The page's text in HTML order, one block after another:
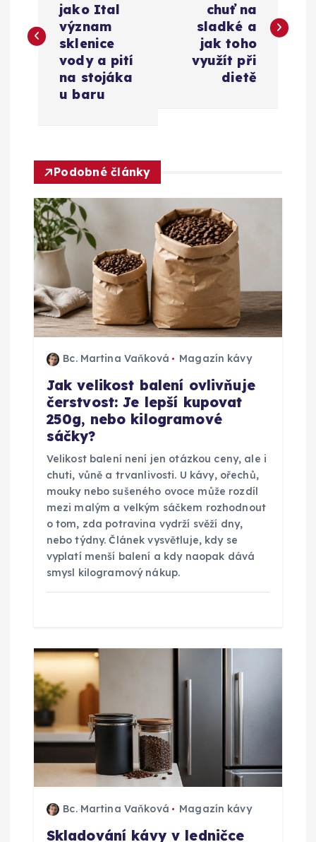
v
c
e
p
r
o
p
jako Ital
význam
sklenice
vody a pití
na stojáka
u baru
chuť na
sladké a
jak toho
využít při
dietě
Podobné články
Bc. Martina Vaňková Magazín kávy
Jak velikost balení ovlivňuje
čerstvost: Je lepší kupovat
250g, nebo kilogramové
sáčky?
Velikost balení není jen otázkou ceny, ale i
chuti, vůně a trvanlivosti. U kávy, ořechů,
mouky nebo sušeného ovoce může rozdíl
mezi malým a velkým sáčkem rozhodnout
o tom, zda potravina vydrží svěží dny,
nebo týdny. Článek vysvětluje, kdy se
vyplatí menší balení a kdy naopak dává
smysl kilogramový nákup.
Bc. Martina Vaňková Magazín kávy
Skladování kávy v ledničce